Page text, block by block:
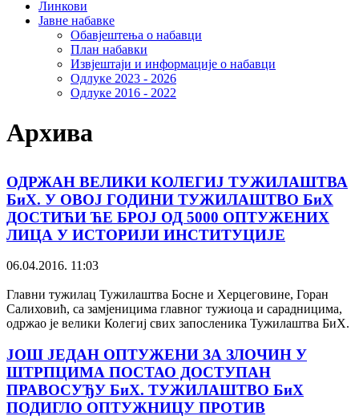
Линкови
Јавне набавке
Обавјештења о набавци
План набавки
Извјештаји и информације о набавци
Одлуке 2023 - 2026
Одлуке 2016 - 2022
Архива
ОДРЖАН ВЕЛИКИ КОЛЕГИЈ ТУЖИЛАШТВА
БиХ. У ОВОЈ ГОДИНИ ТУЖИЛАШТВО БиХ
ДОСТИЋИ ЋЕ БРОЈ ОД 5000 ОПТУЖЕНИХ
ЛИЦА У ИСТОРИЈИ ИНСТИТУЦИЈЕ
06.04.2016. 11:03
Главни тужилац Тужилаштва Босне и Херцеговине, Горан
Салиховић, са замјеницима главног тужиоца и сарадницима,
одржао је велики Колегиј свих запосленика Тужилаштва БиХ.
ЈОШ ЈЕДАН ОПТУЖЕНИ ЗА ЗЛОЧИН У
ШТРПЦИМА ПОСТАО ДОСТУПАН
ПРАВОСУЂУ БиХ. ТУЖИЛАШТВО БиХ
ПОДИГЛО ОПТУЖНИЦУ ПРОТИВ